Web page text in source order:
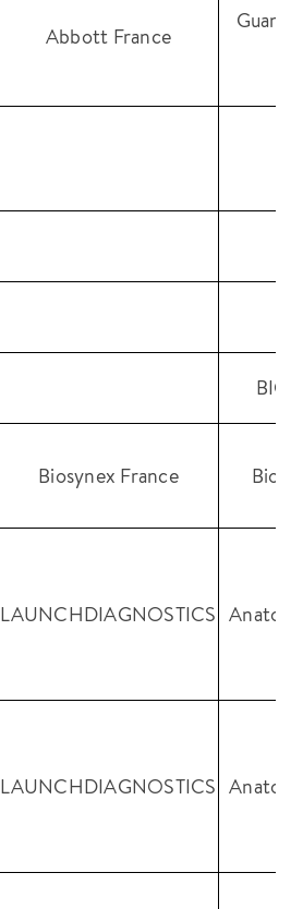
Abbott France
Biosynex France
LAUNCHDIAGNOSTICS
LAUNCHDIAGNOSTICS